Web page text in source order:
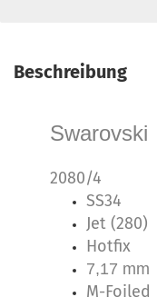
Beschreibung
Swarovski
2080/4
SS34
Jet (280)
Hotfix
7,17 mm
M-Foiled